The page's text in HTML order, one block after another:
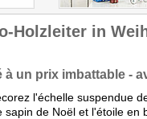
Holzleiter in
un prix imbattable -
l'échelle suspendue
de Noël et l'étoile